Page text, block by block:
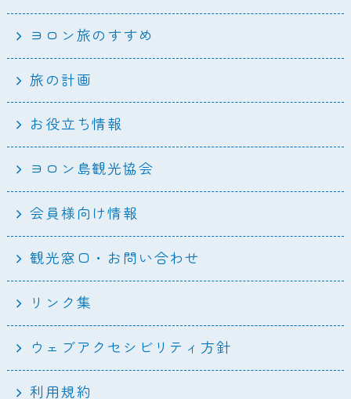
ヨロン旅のすすめ
旅の計画
お役立ち情報
ヨロン島観光協会
会員様向け情報
観光窓口・お問い合わせ
リンク集
ウェブアクセシビリティ方針
利用規約